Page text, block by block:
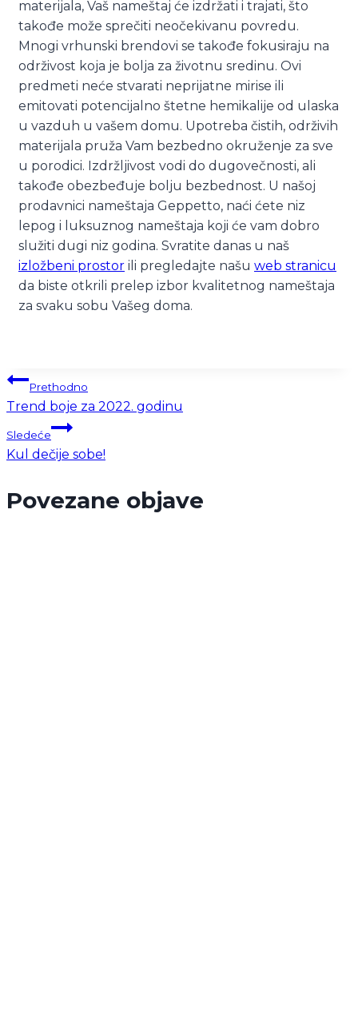
materijala, Vaš nameštaj će izdržati i trajati, što
takođe može sprečiti neočekivanu povredu.
Mnogi vrhunski brendovi se takođe fokusiraju na
održivost koja je bolja za životnu sredinu. Ovi
predmeti neće stvarati neprijatne mirise ili
emitovati potencijalno štetne hemikalije od ulaska
u vazduh u vašem domu. Upotreba čistih, održivih
materijala pruža Vam bezbedno okruženje za sve
u porodici. Izdržljivost vodi do dugovečnosti, ali
takođe obezbeđuje bolju bezbednost. U našoj
prodavnici nameštaja Geppetto, naći ćete niz
lepog i luksuznog nameštaja koji će vam dobro
služiti dugi niz godina. Svratite danas u naš
izložbeni prostor ili pregledajte našu web stranicu
da biste otkrili prelep izbor kvalitetnog nameštaja
za svaku sobu Vašeg doma.
Kretanje
članka
Prethodno
Trend boje za 2022. godinu
Sledeće
Kul dečije sobe!
Povezane objave